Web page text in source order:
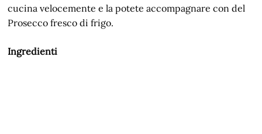
cucina velocemente e la potete accompagnare con del
Prosecco fresco di frigo.
Ingredienti